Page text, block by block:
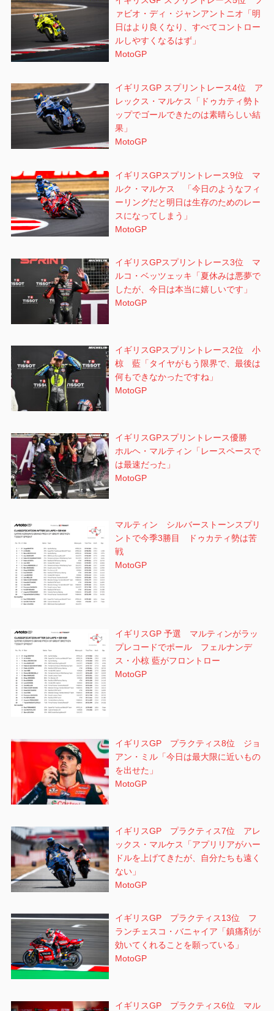
ァビオ・ディ・ジャンアントニオ「明
日はより良くなり、すべてコントロー
ルしやすくなるはず」
MotoGP
イギリスGP スプリントレース4位 ア
レックス・マルケス「ドゥカティ勢ト
ップでゴールできたのは素晴らしい結
果」
MotoGP
イギリスGPスプリントレース9位 マ
ルク・マルケス 「今日のようなフィ
ーリングだと明日は生存のためのレー
スになってしまう」
MotoGP
イギリスGPスプリントレース3位 マ
ルコ・ベッツェッキ「夏休みは悪夢で
したが、今日は本当に嬉しいです」
MotoGP
イギリスGPスプリントレース2位 小
椋 藍「タイヤがもう限界で、最後は
何もできなかったですね」
MotoGP
イギリスGPスプリントレース優勝
ホルヘ・マルティン「レースペースで
は最速だった」
MotoGP
マルティン シルバーストーンスプリ
ントで今季3勝目 ドゥカティ勢は苦
戦
MotoGP
イギリスGP 予選 マルティンがラッ
プレコードでポール フェルナンデ
ス・小椋 藍がフロントロー
MotoGP
イギリスGP プラクティス8位 ジョ
アン・ミル「今日は最大限に近いもの
を出せた」
MotoGP
イギリスGP プラクティス7位 アレ
ックス・マルケス「アプリリアがハー
ドルを上げてきたが、自分たちも遠く
ない」
MotoGP
イギリスGP プラクティス13位 フ
ランチェスコ・バニャイア「鎮痛剤が
効いてくれることを願っている」
MotoGP
イギリスGP プラクティス6位 マル